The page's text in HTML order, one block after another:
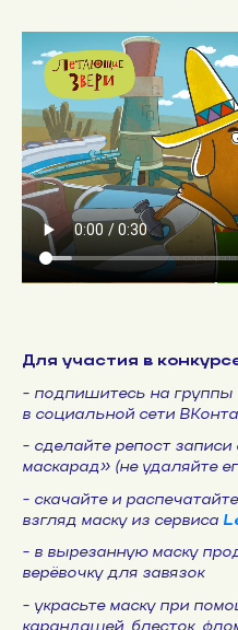
Для участия в
- подпишитесь на группы
в социальной сети
- сделайте репост записи
маскарад» (не удаляйте
- скачайте и
взгляд маску из сервиса
- в вырезанную маску
верёвочку для завязок
- украсьте маску при
карандашей, блесток,